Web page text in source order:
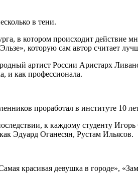
в тени.
в котором происходит действие
которую сам автор считает
артист России Аристарх
и как профессионала.
проработал в институте 10
к каждому студенту
Эдуард Оганесян, Рустам Ильясов.
красивая девушка в городе»,